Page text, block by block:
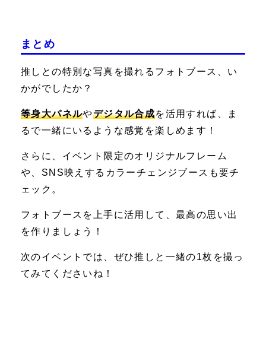
まとめ
推しとの特別な写真を撮れるフォトブース、い
かがでしたか？
等身大パネルやデジタル合成を活用すれば、ま
るで一緒にいるような感覚を楽しめます！
さらに、イベント限定のオリジナルフレーム
や、SNS映えするカラーチェンジブースも要チ
ェック。
フォトブースを上手に活用して、最高の思い出
を作りましょう！
次のイベントでは、ぜひ推しと一緒の1枚を撮っ
てみてくださいね！